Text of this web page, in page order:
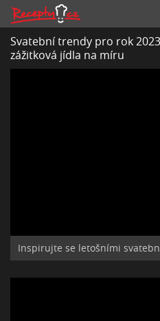
Svatební trendy pro rok
zážitková jídla na míru
Inspirujte se letošními